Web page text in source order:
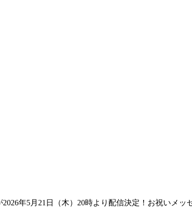
年5月21日（木）20時より配信決定！お祝いメッ